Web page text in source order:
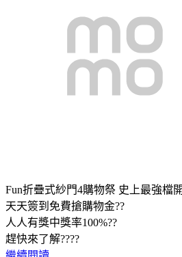
Fun折疊式紗門4購物祭 史上最強檔
天天簽到免費搶購物金??
人人有獎中獎率100%??
趕快來了解????